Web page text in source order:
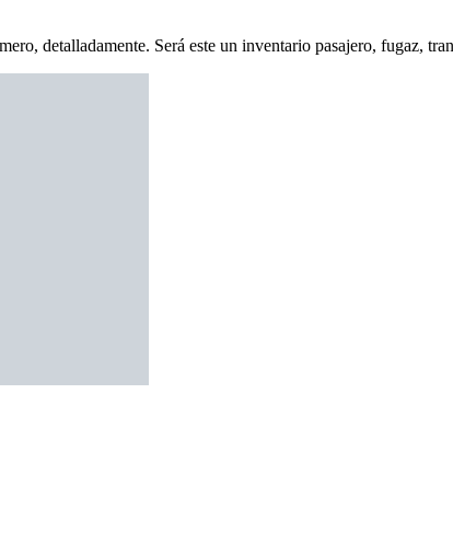
detalladamente. Será este un inventario pasajero, fugaz,